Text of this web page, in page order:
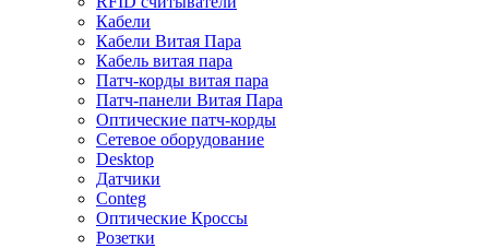
Кабели
Кабели Витая Пара
Кабель витая пара
Патч-корды витая пара
Патч-панели Витая Пара
Оптические патч-корды
Сетевое оборудование
Desktop
Датчики
Conteg
Оптические Кроссы
Розетки